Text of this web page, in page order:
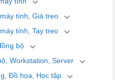
tính, Giá treo
tính, Tay treo
bộ
Workstation, Server
Đồ họa, Học tập